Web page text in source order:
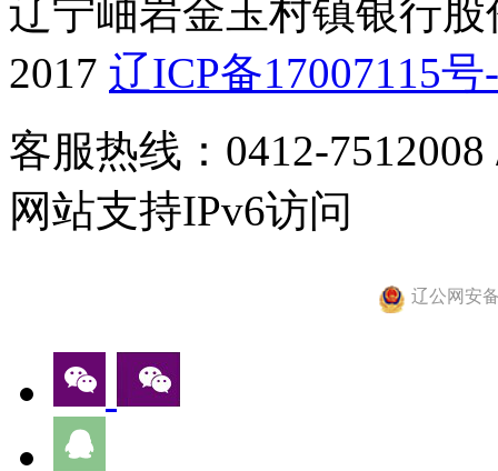
辽宁岫岩金玉村镇银行
2017 辽ICP备17007115号
客服热线：0412-
网站支持IPv6访问
辽公网安